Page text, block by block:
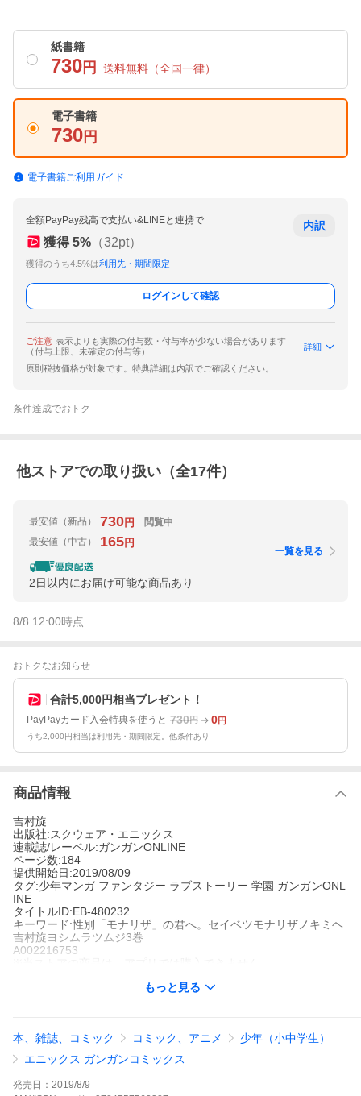
紙書籍
730 円 送料無料 （全国一律）
電子書籍
730 円
電子書籍ご利用ガイド
全額PayPay残高で支払い&LINEと連携で
獲得 5% （32pt）
獲得のうち4.5%は利用先・期間限定
内訳
ログインして確認
ご注意 表示よりも実際の付与数・付与率が少ない場合があります
（付与上限、未確定の付与等）
詳細
原則税抜価格が対象です。特典詳細は内訳でご確認ください。
条件達成でおトク
他ストアでの取り扱い（全17件）
最安値 （新品） 730円
閲覧中
最安値 （中古） 165円
2日以内にお届け可能な商品あり
一覧を見る
8/8 12:00時点
おトクなお知らせ
合計5,000円相当プレゼント！
PayPayカード入会特典を使うと 730円 0円
うち2,000円相当は利用先・期間限定。他条件あり
商品情報
吉村旋
出版社:スクウェア・エニックス
連載誌/レーベル:ガンガンONLINE
ページ数:184
提供開始日:2019/08/09
タグ:少年マンガ ファンタジー ラブストーリー 学園 ガンガンONL
INE
タイトルID:EB-480232
キーワード:性別「モナリザ」の君へ。セイベツモナリザノキミヘ
吉村旋ヨシムラツムジ3巻
A002216753
変わったのか、それとも自分が変わってしまったのか。でも、な
んだかそれが気持ち悪いようで心地よくもあって…。※こちらの
商品には、巻末にデジタル版限定特典イラストが収録されていま
す。※
性別「モナリザ」の君へ。の作品をもっと見る
もっと見る
本、雑誌、コミック コミック、アニメ
少年（小中学生）
エニックス ガンガンコミックス
発売日： 2019/8/9